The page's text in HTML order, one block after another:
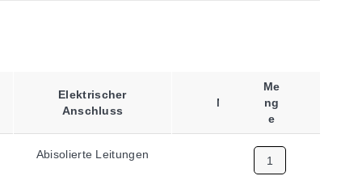
Elektrischer
Anschluss
Nennwiderstand
Me
Ng
E
Abisolierte Leitungen 2252 Ω